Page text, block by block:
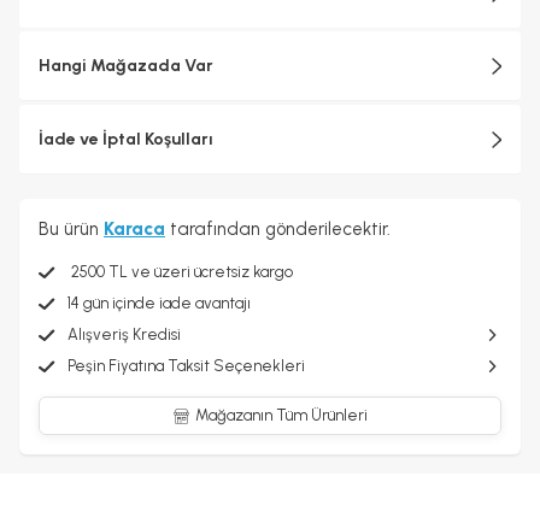
Hangi Mağazada Var
İade ve İptal Koşulları
Bu ürün Karaca tarafından gönderilecektir.
2500 TL ve üzeri ücretsiz kargo
14 gün içinde iade avantajı
Alışveriş Kredisi
Peşin Fiyatına Taksit Seçenekleri
Mağazanın Tüm Ürünleri